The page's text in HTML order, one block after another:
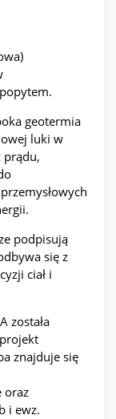
geotermia
luki w
prądu,
podpisują
się z
ciał i
została
znajduje się
oraz
i ewz.